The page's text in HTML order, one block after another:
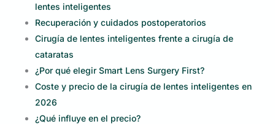
lentes inteligentes
Recuperación y cuidados postoperatorios
Cirugía de lentes inteligentes frente a cirugía de
cataratas
¿Por qué elegir Smart Lens Surgery First?
Coste y precio de la cirugía de lentes inteligentes en
2026
¿Qué influye en el precio?